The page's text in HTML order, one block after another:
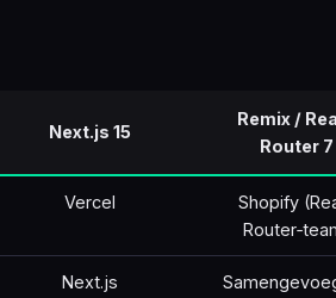
Next.js 15
Remix /
Router 7
Vercel
Shopify
Next.js